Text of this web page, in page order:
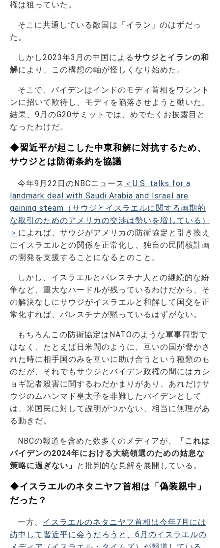
権は狙っていた。
そこに共通している敵国は「イラン」のはずだっ
た。
しかし2023年3月の中国によるサウジとイランの和
解により、この構想の軸が怪しくなり始めた。
そこで、バイデンはインドのモディ首相をワシント
ンに招いて歓待し、モディを陥落させようと動いた。
結果、9月のG20サミットでは、めでたくお披露目と
なったわけだ。
◆習近平が起こした中東和解に対抗するため、
サウジとは防衛条約を協議
今年9月22日のNBCニュース ＜U.S. talks for a
landmark deal with Saudi Arabia and Israel are
gaining steam（サウジとイスラエルに関する画期的
な取引のためのアメリカの交渉は勢いを増している）
＞ によれば、サウジがアメリカの防衛協定と引き換え
にイスラエルとの関係を正常化し、独自の民間核計画
の開発を支援することになるとのこと。
しかし、イスラエルとパレスチナ人との継続的な紛
争など、重大なハードルが残っているわけだから、そ
の解決なしにサウジがイスラエルと和解して国交を正
常化すれば、パレスチナが黙っているはずがない。
もちろんこの防衛協定はNATOのような軍事同盟で
はなく、たとえば日米間のように、互いの国が脅かさ
れた時に相手国のみを互いに助け合うという種類のも
のだが、それでもサウジとバイデン政権の間にはカシ
ョギ記者殺害に関するわだかまりがあり、あれだけサ
ウジのムハンマド皇太子を非難したバイデンとして
は、米国民に対して説明がつかない、相当に無理があ
る動きだ。
NBCの報道を含めた数多くのメディアが、
「これは
バイデンの2024年における大統領選のための姑息な
策略に過ぎない」
と批判的な見解を展開している。
◆イスラエルのネタニヤフ首相は「偽装親中」
だった？
一方、 イスラエルのネタニヤフ首相は今年7月には
訪中して習近平に会うだろうと、6月のイスラエルの